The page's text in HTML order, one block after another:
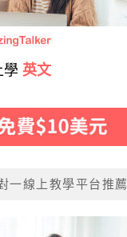
學 英文
一線上教學平台推薦